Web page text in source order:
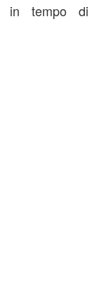
in tempo di